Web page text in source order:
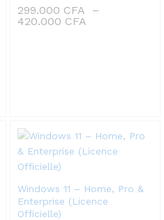
299.000 CFA
–
420.000 CFAPlage
Windows 11 – Home, Pro &
Enterprise (Licence
Officielle)